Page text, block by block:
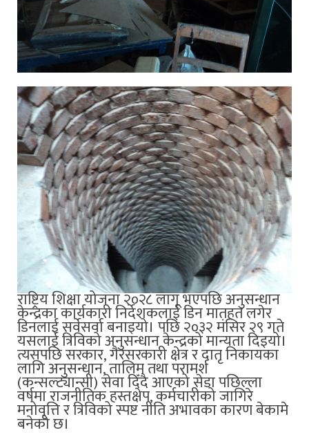
राष्ट्रिय शिक्षा योजना २०२८ लागू भएपछि अनुसन्धान
केन्द्रका कार्यकारी निर्देशकलाई डिन मातहत लगेर
डिनलाई सर्वेसर्वा बनाइयो। पछि २०३२ मंसिर २९ गते
यसलाई त्रिविको अनुसन्धान केन्द्रको मान्यता दिइयो।
त्यसपछि सरकार, गैरसरकारी क्षेत्र र दातृ निकायका
लागि अनुसन्धान, तालिम तथा परामर्श
(कन्सल्ट्यान्सी) सेवा दिँदै आएको सेडा पछिल्ला
वर्षमा राजनीतिक हस्तक्षेप, कर्मचारीको जागिरे
मनोवृत्ति र त्रिविको स्पष्ट नीति अभावका कारण बेकामे
बनेको छ।